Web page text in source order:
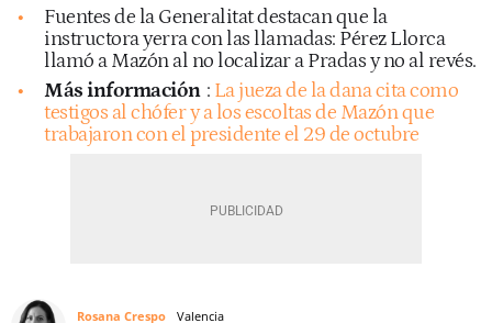
Fuentes de la Generalitat destacan que la
instructora yerra con las llamadas: Pérez Llorca
llamó a Mazón al no localizar a Pradas y no al revés.
Más información : La jueza de la dana cita como
testigos al chófer y a los escoltas de Mazón que
trabajaron con el presidente el 29 de octubre
Rosana Crespo
Valencia